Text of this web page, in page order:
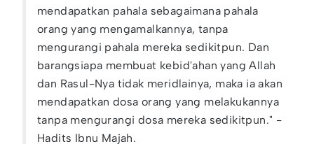
mendapatkan pahala sebagaimana pahala
orang yang mengamalkannya, tanpa
mengurangi pahala mereka sedikitpun. Dan
barangsiapa membuat kebid'ahan yang Allah
dan Rasul-Nya tidak meridlainya, maka ia akan
mendapatkan dosa orang yang melakukannya
tanpa mengurangi dosa mereka sedikitpun." -
Hadits Ibnu Majah.